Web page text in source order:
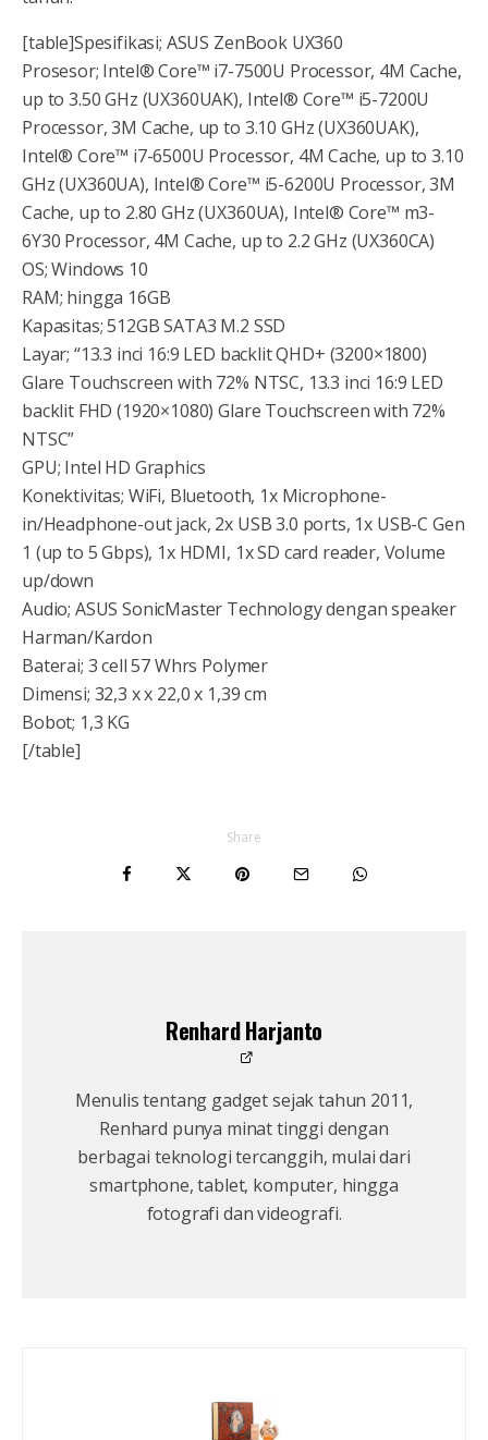
[table]Spesifikasi; ASUS ZenBook UX360
Prosesor; Intel® Core™ i7-7500U Processor, 4M Cache,
up to 3.50 GHz (UX360UAK), Intel® Core™ i5-7200U
Processor, 3M Cache, up to 3.10 GHz (UX360UAK),
Intel® Core™ i7-6500U Processor, 4M Cache, up to 3.10
GHz (UX360UA), Intel® Core™ i5-6200U Processor, 3M
Cache, up to 2.80 GHz (UX360UA), Intel® Core™ m3-
6Y30 Processor, 4M Cache, up to 2.2 GHz (UX360CA)
OS; Windows 10
RAM; hingga 16GB
Kapasitas; 512GB SATA3 M.2 SSD
Layar; “13.3 inci 16:9 LED backlit QHD+ (3200×1800)
Glare Touchscreen with 72% NTSC, 13.3 inci 16:9 LED
backlit FHD (1920×1080) Glare Touchscreen with 72%
NTSC”
GPU; Intel HD Graphics
Konektivitas; WiFi, Bluetooth, 1x Microphone-
in/Headphone-out jack, 2x USB 3.0 ports, 1x USB-C Gen
1 (up to 5 Gbps), 1x HDMI, 1x SD card reader, Volume
up/down
Audio; ASUS SonicMaster Technology dengan speaker
Harman/Kardon
Baterai; 3 cell 57 Whrs Polymer
Dimensi; 32,3 x x 22,0 x 1,39 cm
Bobot; 1,3 KG
[/table]
Share
Renhard Harjanto
Menulis tentang gadget sejak tahun 2011,
Renhard punya minat tinggi dengan
berbagai teknologi tercanggih, mulai dari
smartphone, tablet, komputer, hingga
fotografi dan videografi.